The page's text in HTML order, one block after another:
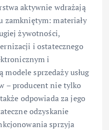
aktywnie wdrażają
zamkniętym: materiały
żywotności,
i ostatecznego
i
sprzedaży usług
– producent nie tylko
odpowiada za jego
odzyskanie
sprzyja